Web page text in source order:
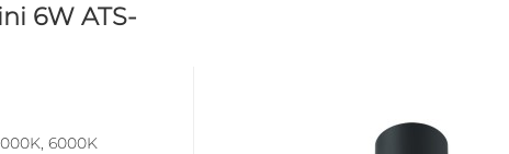
6W ATS-
6000K